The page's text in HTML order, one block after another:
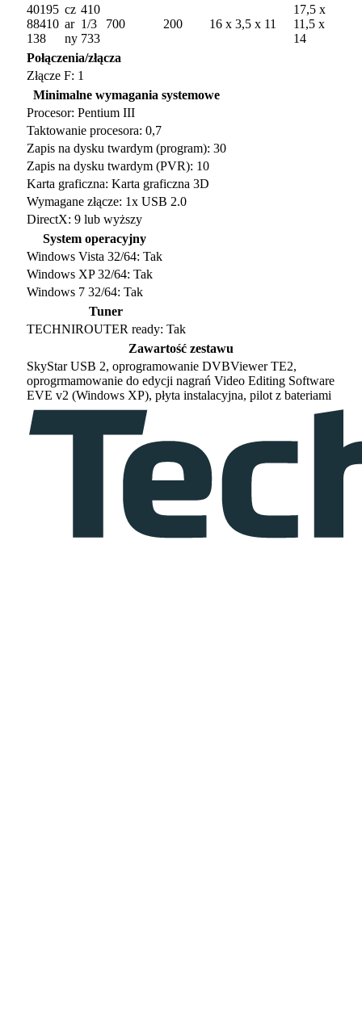
40195
88410
138
cz
ar
ny
410
1/3
733
700 200 16 x 3,5 x 11
17,5 x
11,5 x
14
Połączenia/złącza
Złącze F: 1
Minimalne wymagania systemowe
Procesor: Pentium III
Taktowanie procesora: 0,7
Zapis na dysku twardym (program): 30
Zapis na dysku twardym (PVR): 10
Karta graficzna: Karta graficzna 3D
Wymagane złącze: 1x USB 2.0
DirectX: 9 lub wyższy
System operacyjny
Windows Vista 32/64: Tak
Windows XP 32/64: Tak
Windows 7 32/64: Tak
Tuner
TECHNIROUTER ready: Tak
Zawartość zestawu
SkyStar USB 2, oprogramowanie DVBViewer TE2,
oprogrmamowanie do edycji nagrań Video Editing Software
EVE v2 (Windows XP), płyta instalacyjna, pilot z bateriami